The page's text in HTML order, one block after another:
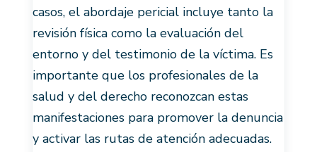
casos, el abordaje pericial incluye tanto la
revisión física como la evaluación del
entorno y del testimonio de la víctima. Es
importante que los profesionales de la
salud y del derecho reconozcan estas
manifestaciones para promover la denuncia
y activar las rutas de atención adecuadas.